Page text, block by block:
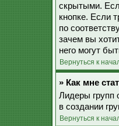
скрытыми.
кнопке. Если
по
зачем вы
него могут
Вернуться к
» Как мне
Лидеры групп
в создании
Вернуться к